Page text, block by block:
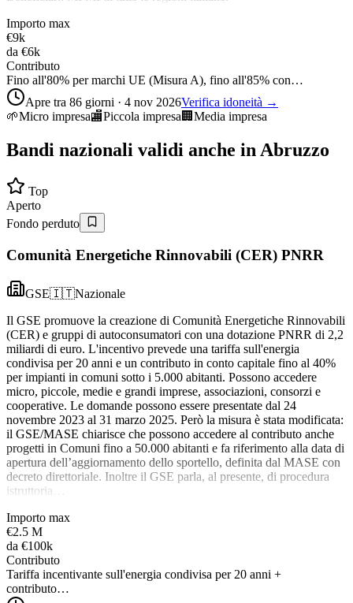
Importo max
€9k
da €6k
Contributo
Fino all'80% per marchi UE (Misura A), fino all'85% con…
Apre tra 86 giorni · 4 nov 2026Verifica idoneità →
🌱Micro impresa🏬Piccola impresa 🏢 Media impresa
Bandi nazionali validi anche in Abruzzo
Top
Aperto
Fondo perduto
Comunità Energetiche Rinnovabili (CER) PNRR
GSE🇮🇹Nazionale
Il GSE promuove la creazione di Comunità Energetiche Rinnovabili
(CER) e gruppi di autoconsumatori con una dotazione PNRR di 2,2
miliardi di euro. L'incentivo prevede una tariffa sull'energia
condivisa per 20 anni e un contributo in conto capitale fino al 40%
per impianti in comuni sotto i 5.000 abitanti. Possono accedere
micro, piccole, medie e grandi imprese, associazioni, consorzi e
cooperative. Le domande possono essere presentate dal 24
novembre 2023 al 31 marzo 2025. Però la misura è stata modificata:
il GSE/MASE chiarisce che possono accedere al contributo anche
progetti in Comuni fino a 50.000 abitanti e fa riferimento alla data di
apertura dell’aggiornamento dello sportello, definita dal MASE con
decreto direttoriale. Inoltre il GSE parla, al presente, di procedura
istruttoria…
Importo max
€2.5 M
da €100k
Contributo
Tariffa incentivante sull'energia condivisa per 20 anni +
contributo…